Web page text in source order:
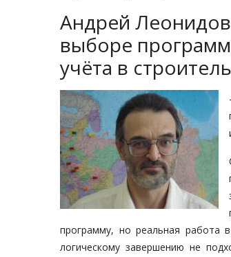
Андрей
выборе
учёта в
программу, но реальная работа
логическому завершению не